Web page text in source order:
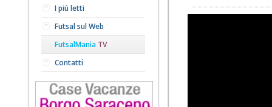
I più letti
Futsal sul Web
FutsalMania TV
Contatti